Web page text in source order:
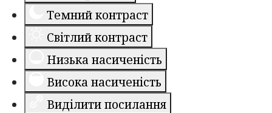
Темний контраст
Світлий контраст
Низька насиченість
Висока насиченість
Виділити посилання